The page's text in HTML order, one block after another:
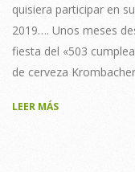
quisiera participar en
2019…. Unos meses
fiesta del «503
de cerveza
LEER MÁS